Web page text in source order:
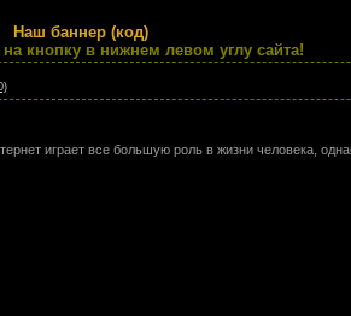
Наш баннер (код)
кнопку в нижнем левом углу сайта!
играет все большую роль в жизни человека,